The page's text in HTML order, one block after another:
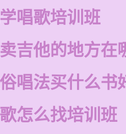
唱歌培训班
吉他的地方在
唱法买什么书
怎么找培训班